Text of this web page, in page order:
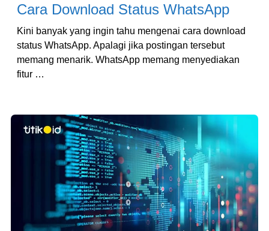
Cara Download Status WhatsApp
Kini banyak yang ingin tahu mengenai cara download
status WhatsApp. Apalagi jika postingan tersebut
memang menarik. WhatsApp memang menyediakan
fitur …